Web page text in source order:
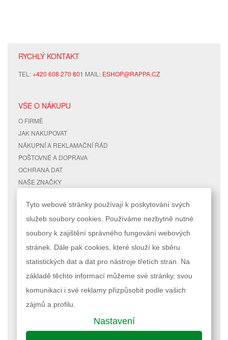
RYCHLÝ KONTAKT
TEL:+420 608 270 801 MAIL: ESHOP@RAPPA.CZ
VŠE O NÁKUPU
O FIRMĚ
JAK NAKUPOVAT
NÁKUPNÍ A REKLAMAČNÍ ŘÁD
POŠTOVNÉ A DOPRAVA
OCHRANA DAT
NAŠE ZNAČKY
RYCHLÉ ODKAZY
MAPA STRÁNEK
VYHLEDÁVANÉ TERMÍNY
POKROČILÉ VYHLEDÁVÁNÍ
ÚČET
MŮJ ÚČET
STAV OBJEDNÁVKY
Podle zákona o evidenci tržeb je prodávající povinen vystavit kupujícímu
účtenku. Zároveň je povinen zaevidovat přijatou tržbu u správce daně
Nastavení cookies| © 2023 RAPPA.cz
Tyto webové stránky používají k poskytování svých
služeb soubory cookies. Používáme nezbytně nutné
soubory k zajištění správného fungování webových
stránek. Dále pak cookies, které slouží ke sběru
statistických dat a dat pro nástroje třetích stran. Na
základě těchto informací můžeme své stránky, svou
komunikaci i své reklamy přizpůsobit podle vašich
zájmů a profilu.
Nastavení